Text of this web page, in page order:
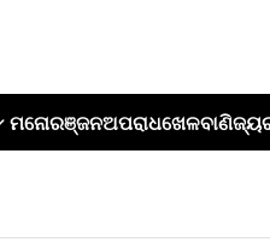
ମନୋରଞ୍ଜନଅପରାଧଖେଳବାଣିଜ୍ୟ